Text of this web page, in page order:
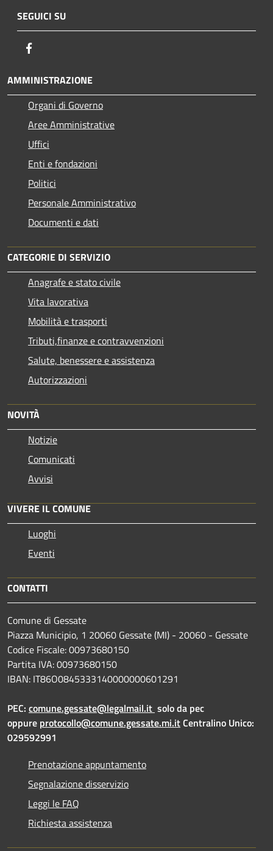
SEGUICI SU
AMMINISTRAZIONE
Organi di Governo
Aree Amministrative
Uffici
Enti e fondazioni
Politici
Personale Amministrativo
Documenti e dati
CATEGORIE DI SERVIZIO
Anagrafe e stato civile
Vita lavorativa
Mobilità e trasporti
Tributi,finanze e contravvenzioni
Salute, benessere e assistenza
Autorizzazioni
NOVITÀ
Notizie
Comunicati
Avvisi
VIVERE IL COMUNE
Luoghi
Eventi
CONTATTI
Comune di Gessate
Piazza Municipio, 1 20060 Gessate (MI) - 20060 - Gessate
Codice Fiscale: 00973680150
Partita IVA: 00973680150
IBAN: IT86O0845333140000000601291
PEC: comune.gessate@legalmail.it solo da pec
oppure protocollo@comune.gessate.mi.itCentralino Unico:
029592991
Prenotazione appuntamento
Segnalazione disservizio
Leggi le FAQ
Richiesta assistenza